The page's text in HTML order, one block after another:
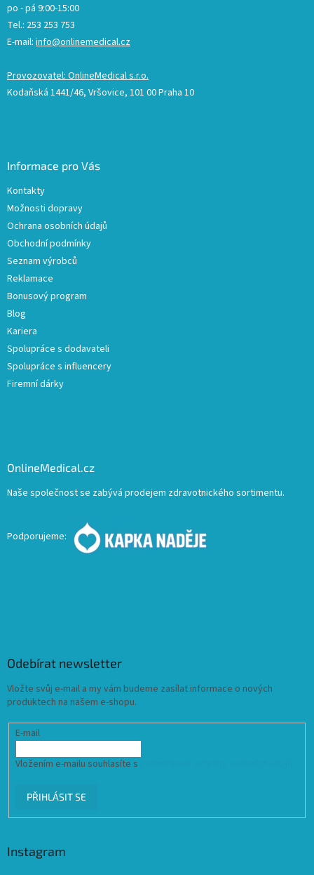
po - pá 9:00-15:00
Tel.: 253 253 753
E-mail: info@onlinemedical.cz
Provozovatel: OnlineMedical s.r.o.
Kodaňská 1441/46, Vršovice, 101 00 Praha 10
Informace pro Vás
Kontakty
Možnosti dopravy
Ochrana osobních údajů
Obchodní podmínky
Seznam výrobců
Reklamace
Bonusový program
Blog
Kariera
Spolupráce s dodavateli
Spolupráce s influencery
Firemní dárky
OnlineMedical.cz
Naše společnost se zabývá prodejem zdravotnického sortimentu.
Podporujeme:
Odebírat newsletter
Vložte svůj e-mail a my vám budeme zasílat informace o nových
produktech na našem e-shopu.
E-mail
Vložením e-mailu souhlasíte s
PŘIHLÁSIT SE
Instagram